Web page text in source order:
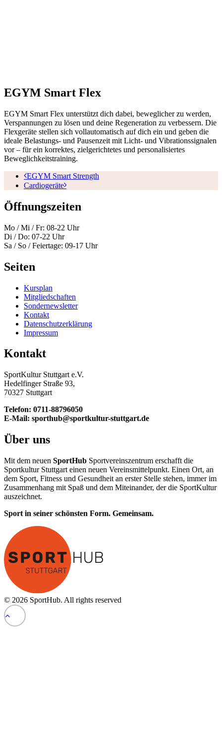
EGYM Smart Flex
EGYM Smart Flex unterstützt dich dabei, beweglicher zu werden,
Verspannungen zu lösen und deine Regeneration zu verbessern. Die
Flexgeräte stellen sich vollautomatisch auf dich ein und geben die
ideale Belastungs- und Pausenzeit mit Licht- und Vibrationssignalen
vor – für ein korrektes, zielgerichtetes und personalisiertes
Beweglichkeitstraining.
EGYM Smart Strength
Cardiogeräte
Öffnungszeiten
Mo / Mi / Fr: 08-22 Uhr
Di / Do: 07-22 Uhr
Sa / So / Feiertage: 09-17 Uhr
Seiten
Kursplan
Mitgliedschaften
Sondernewsletter
Kontakt
Datenschutzerklärung
Impressum
Kontakt
SportKultur Stuttgart e.V.
Hedelfinger Straße 93,
70327 Stuttgart
Telefon: 0711-88796050
E-Mail: sporthub@sportkultur-stuttgart.de
Über uns
Mit dem neuen SportHub Sportvereinszentrum erschafft die
Sportkultur Stuttgart einen neuen Vereinsmittelpunkt. Einen Ort, an
dem Sport, Fitness und Gesundheit an erster Stelle stehen, immer im
Zusammenhang mit Spaß und dem Miteinander, der die SportKultur
auszeichnet.
Sport in seiner schönsten Form. Gemeinsam.
© 2026 SportHub. All rights reserved